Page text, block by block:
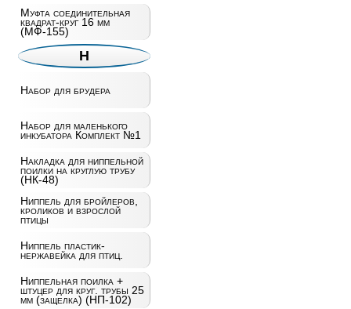
Муфта соединительная
квадрат-круг 16 мм
(МФ-155)
Н
Набор для брудера
Набор для маленького
инкубатора Комплект №1
Накладка для ниппельной
поилки на круглую трубу
(НК-48)
Ниппель для бройлеров,
кроликов и взрослой
птицы
Ниппель пластик-
нержавейка для птиц.
Ниппельная поилка +
штуцер для круг. трубы 25
мм (защелка) (НП-102)